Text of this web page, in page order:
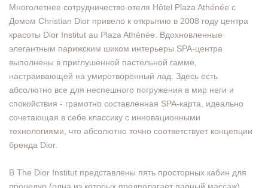
Многолетнее сотрудничество отеля Hôtel Plaza Athénée с
Домом Christian Dior привело к открытию в 2008 году центра
красоты Dior Institut au Plaza Athénée. Вдохновленные
элегантным парижским шиком интерьеры SPA-центра
выполнены в приглушенной пастельной гамме,
настраивающей на умиротворенный лад. Здесь есть
абсолютно все для неспешного погружения в мир неги и
спокойствия - грамотно составленная SPA-карта, идеально
сочетающая в себе классику с инновационными
технологиями, что абсолютно точно соответствует концепции
бренда Dior.
В The Dior Institut представлены пять просторных кабин для